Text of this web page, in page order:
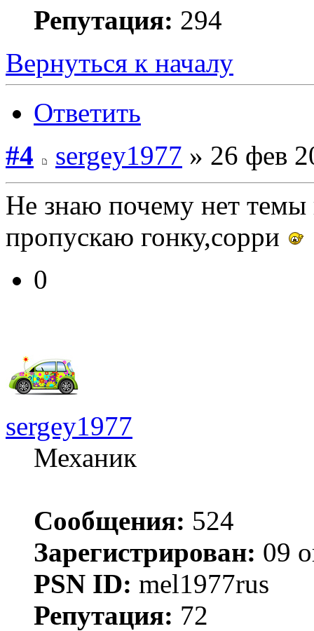
Репутация: 294
Вернуться к началу
Ответить
#4
sergey1977 » 26 фев
Не знаю почему нет темы
пропускаю гонку,сорри
0
sergey1977
Механик
Сообщения: 524
Зарегистрирован: 09
PSN ID: mel1977rus
Репутация: 72